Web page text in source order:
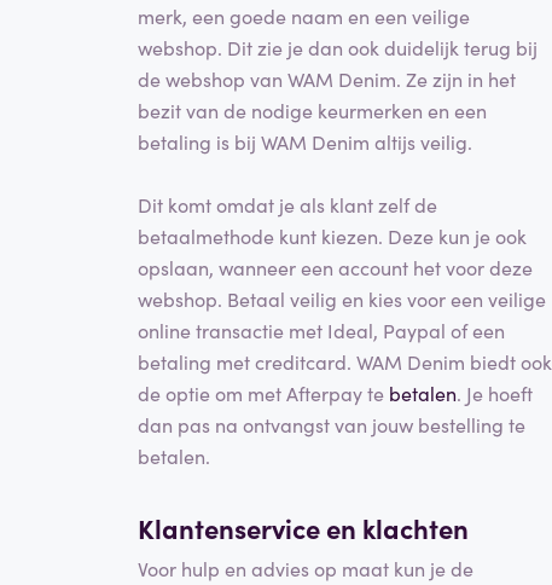
merk, een goede naam en een veilige
webshop. Dit zie je dan ook duidelijk terug bij
de webshop van WAM Denim. Ze zijn in het
bezit van de nodige keurmerken en een
betaling is bij WAM Denim altijs veilig.
Dit komt omdat je als klant zelf de
betaalmethode kunt kiezen. Deze kun je ook
opslaan, wanneer een account het voor deze
webshop. Betaal veilig en kies voor een veilige
online transactie met Ideal, Paypal of een
betaling met creditcard. WAM Denim biedt ook
de optie om met Afterpay te betalen. Je hoeft
dan pas na ontvangst van jouw bestelling te
betalen.
Klantenservice en klachten
Voor hulp en advies op maat kun je de